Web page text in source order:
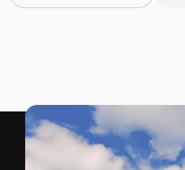
Vídeos
Clipes de vídeo
Animações
Modelos de vídeos